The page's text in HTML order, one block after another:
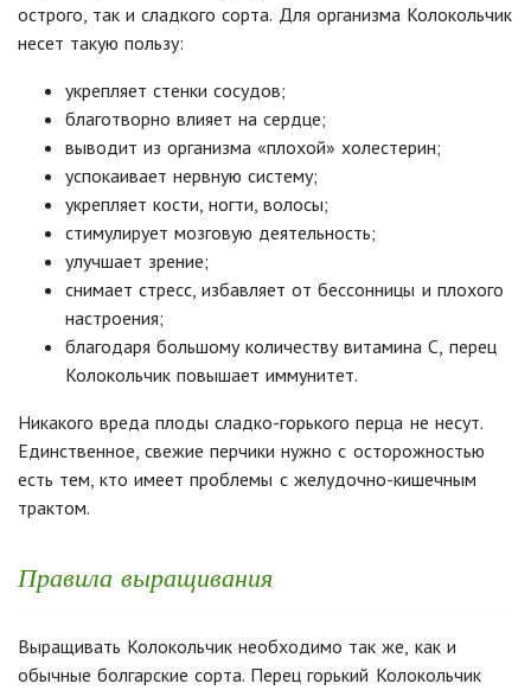
острого, так и сладкого сорта. Для организма Колокольчик
несет такую пользу:
укрепляет стенки сосудов;
благотворно влияет на сердце;
выводит из организма «плохой» холестерин;
успокаивает нервную систему;
укрепляет кости, ногти, волосы;
стимулирует мозговую деятельность;
улучшает зрение;
снимает стресс, избавляет от бессонницы и плохого
настроения;
благодаря большому количеству витамина С, перец
Колокольчик повышает иммунитет.
Никакого вреда плоды сладко-горького перца не несут.
Единственное, свежие перчики нужно с осторожностью
есть тем, кто имеет проблемы с желудочно-кишечным
трактом.
Правила выращивания
Выращивать Колокольчик необходимо так же, как и
обычные болгарские сорта. Перец горький Колокольчик